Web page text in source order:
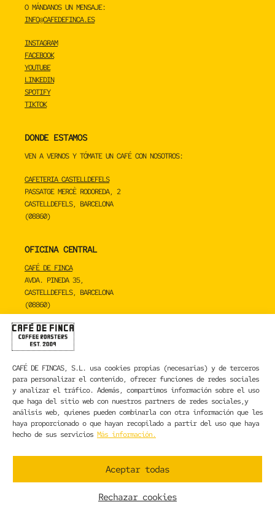
CAFÉ DE FINCAS, S.L. usa cookies propias (necesarias) y de terceros
para personalizar el contenido, ofrecer funciones de redes sociales
y analizar el tráfico. Además, compartimos información sobre el uso
que haga del sitio web con nuestros partners de redes sociales,y
análisis web, quienes pueden combinarla con otra información que les
haya proporcionado o que hayan recopilado a partir del uso que haya
hecho de sus servicios Más información.
Aceptar todas
Rechazar cookies
O MÁNDANOS UN MENSAJE:
INFO@CAFEDEFINCA.ES
INSTAGRAM
FACEBOOK
YOUTUBE
LINKEDIN
SPOTIFY
TIKTOK
DONDE ESTAMOS
VEN A VERNOS Y TÓMATE UN CAFÉ CON NOSOTROS:
CAFETERIA CASTELLDEFELS
PASSATGE MERCÈ RODOREDA, 2
CASTELLDEFELS, BARCELONA
(08860)
OFICINA CENTRAL
CAFÉ DE FINCA
AVDA. PINEDA 35,
CASTELLDEFELS, BARCELONA
(08860)
TOSTADERO
CAFÉ DE FINCA
CARRER DE LA MARE DE DÉU DE NÚRIA 23C,
SANT BOI DE LLOBREGAT, BARCELONA
(08830)
CONTACTA CON NOSOTROS
CONDICIONES GENERALES DE CONTRATACIÓN